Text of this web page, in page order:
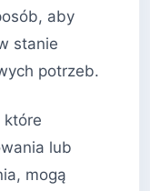
aby
stanie
potrzeb.
które
lub
mogą